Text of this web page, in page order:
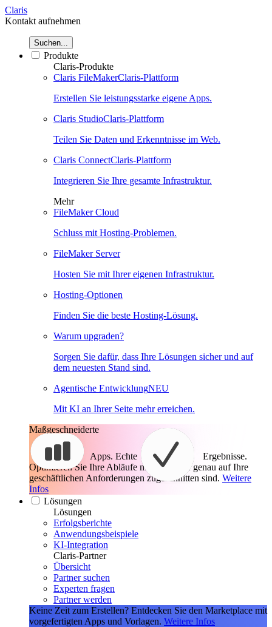
Claris
Kontakt aufnehmen
Suchen...
Produkte
Claris-Produkte
Claris FileMakerClaris-Plattform
Erstellen Sie leistungsstarke eigene Apps.
Claris StudioClaris-Plattform
Teilen Sie Daten und Erkenntnisse im Web.
Claris ConnectClaris-Plattform
Integrieren Sie Ihre gesamte Infrastruktur.
Mehr
FileMaker Cloud
Schluss mit Hosting-Problemen.
FileMaker Server
Hosten Sie mit Ihrer eigenen Infrastruktur.
Hosting-Optionen
Finden Sie die beste Hosting-Lösung.
Warum upgraden?
Sorgen Sie dafür, dass Ihre Lösungen sicher und auf
dem neuesten Stand sind.
Agentische EntwicklungNEU
Mit KI an Ihrer Seite mehr erreichen.
Maßgeschneiderte
Apps. Echte
Ergebnisse.
Optimieren Sie Ihre Abläufe mit Apps, die genau auf Ihre
geschäftlichen Anforderungen zugeschnitten sind. Weitere
Infos
Lösungen
Lösungen
Erfolgsberichte
Anwendungsbeispiele
KI-Integration
Claris-Partner
Übersicht
Partner suchen
Experten fragen
Partner werden
Keine Zeit zum Erstellen? Entdecken Sie den Marketplace mit
vorgefertigten Apps und Vorlagen. Weitere Infos